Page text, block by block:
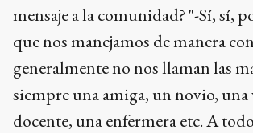
mensaje a la comunidad? "-Sí, sí,
que nos manejamos de manera
generalmente no nos llaman las
siempre una amiga, un novio, una
docente, una enfermera etc. A